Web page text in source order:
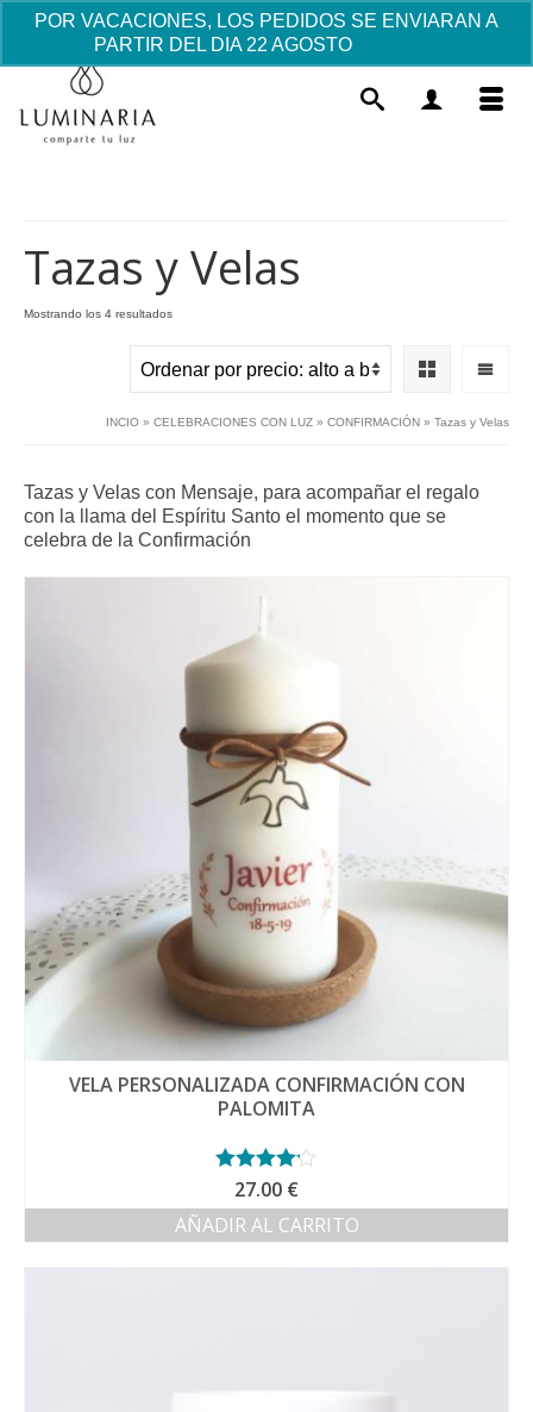
POR VACACIONES, LOS PEDIDOS SE ENVIARAN A
PARTIR DEL DIA 22 AGOSTO
Tazas y Velas
Mostrando los 4 resultadosOrdenado
INCIO » CELEBRACIONES CON LUZ » CONFIRMACIÓN » Tazas y Velas
Tazas y Velas con Mensaje, para acompañar el regalo
con la llama del Espíritu Santo el momento que se
celebra de la Confirmación
VELA PERSONALIZADA CONFIRMACIÓN CON
PALOMITA
Valorado
con4.14
de 5
27.00 €
AÑADIR AL CARRITO
Lápiz Comunión - Niño foulard
1.81€